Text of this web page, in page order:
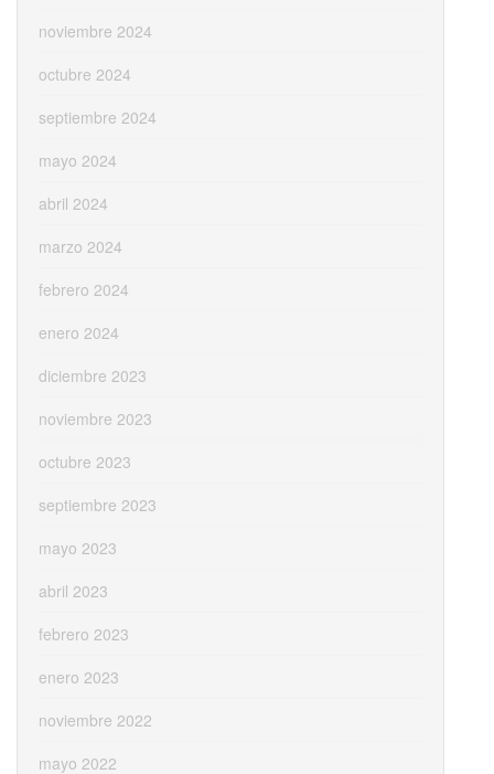
noviembre 2024
octubre 2024
septiembre 2024
mayo 2024
abril 2024
marzo 2024
febrero 2024
enero 2024
diciembre 2023
noviembre 2023
octubre 2023
septiembre 2023
mayo 2023
abril 2023
febrero 2023
enero 2023
noviembre 2022
mayo 2022